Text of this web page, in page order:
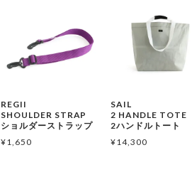
REGII
SHOULDER STRAP
ショルダーストラップ
¥1,650
SAIL
2 HANDLE TOTE
2ハンドルトート
¥14,300